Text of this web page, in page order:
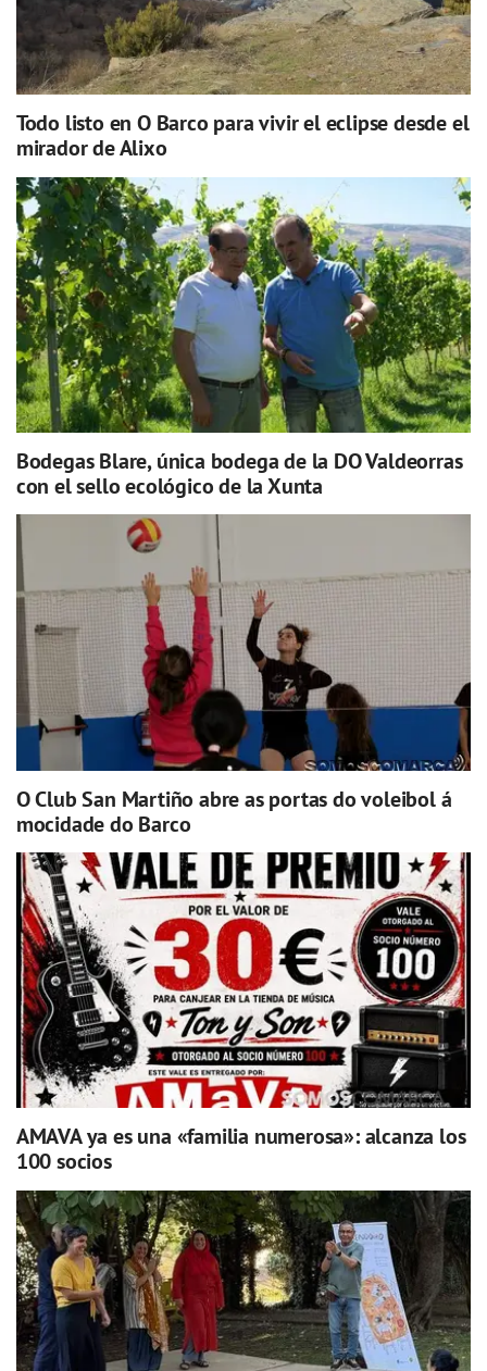
Todo listo en O Barco para vivir el eclipse desde el
mirador de Alixo
Bodegas Blare, única bodega de la DO Valdeorras
con el sello ecológico de la Xunta
O Club San Martiño abre as portas do voleibol á
mocidade do Barco
AMAVA ya es una «familia numerosa»: alcanza los
100 socios